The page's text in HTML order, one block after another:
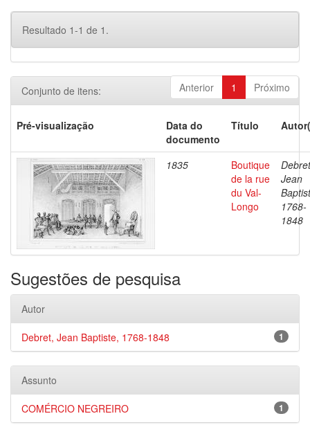
Resultado 1-1 de 1.
Anterior 1 Próximo
Conjunto de itens:
Pré-visualização
Data do
documento
Título
1835
Boutique
de la rue
du Val-
Longo
Jean
1768-
1848
Sugestões de pesquisa
Autor
1
Debret, Jean Baptiste, 1768-1848
Assunto
1
COMÉRCIO NEGREIRO